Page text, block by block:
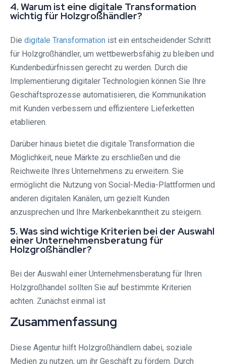
4. Warum ist eine digitale Transformation
wichtig für Holzgroßhändler?
Die digitale Transformation ist ein entscheidender Schritt
für Holzgroßhändler, um wettbewerbsfähig zu bleiben und
Kundenbedürfnissen gerecht zu werden. Durch die
Implementierung digitaler Technologien können Sie Ihre
Geschäftsprozesse automatisieren, die Kommunikation
mit Kunden verbessern und effizientere Lieferketten
etablieren.
Darüber hinaus bietet die digitale Transformation die
Möglichkeit, neue Märkte zu erschließen und die
Reichweite Ihres Unternehmens zu erweitern. Sie
ermöglicht die Nutzung von Social-Media-Plattformen und
anderen digitalen Kanälen, um gezielt Kunden
anzusprechen und Ihre Markenbekanntheit zu steigern.
5. Was sind wichtige Kriterien bei der Auswahl
einer Unternehmensberatung für
Holzgroßhändler?
Bei der Auswahl einer Unternehmensberatung für Ihren
Holzgroßhandel sollten Sie auf bestimmte Kriterien
achten. Zunächst einmal ist
Zusammenfassung
Diese Agentur hilft Holzgroßhändlern dabei, soziale
Medien zu nutzen, um ihr Geschäft zu fördern. Durch